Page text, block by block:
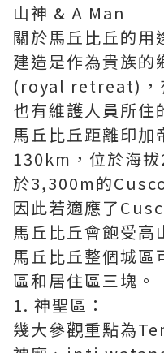
山神 & A Man
關於馬丘比丘的用
建造是作為貴族的
(royal retreat)，
也有維護人員所住
馬丘比丘距離印
130km，位於海
於3,300m的
因此若適應了
馬丘比丘會飽受高
馬丘比丘整個城區
區和居住區三塊。
1. 神聖區：
幾大參觀重點為